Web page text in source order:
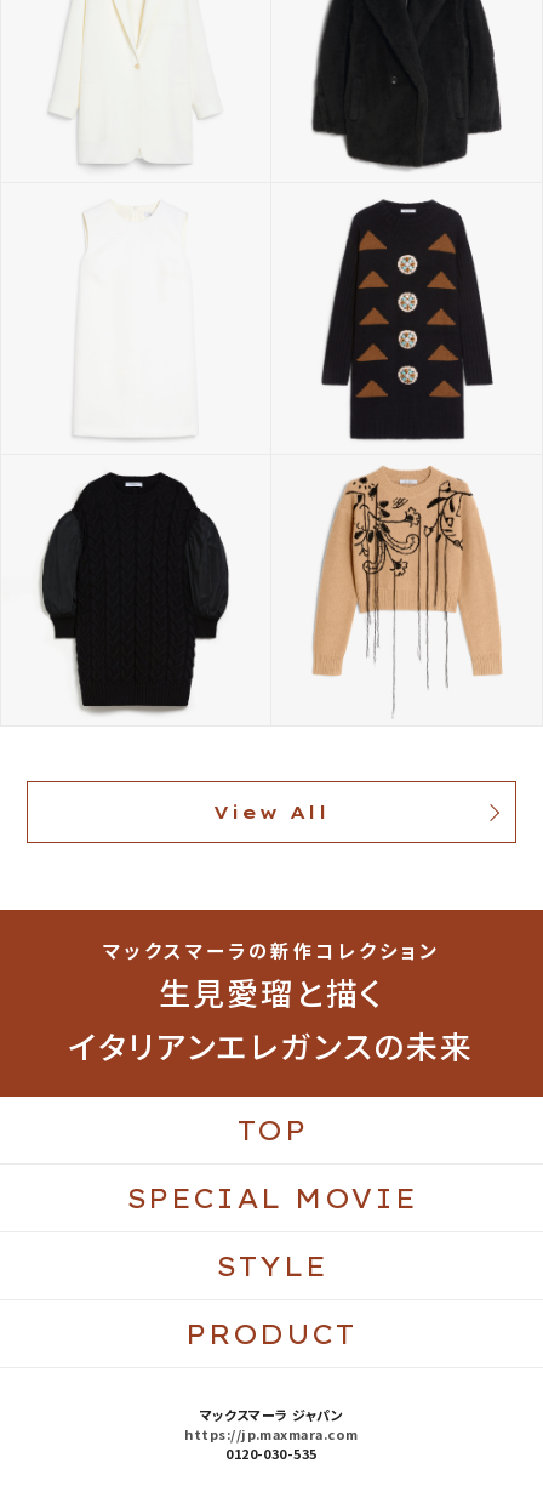
View All
マックスマーラの新作コレクション
生見愛瑠と描く
イタリアンエレガンスの未来
TOP
SPECIAL MOVIE
STYLE
PRODUCT
マックスマーラ ジャパン
https://jp.maxmara.com
0120-030-535